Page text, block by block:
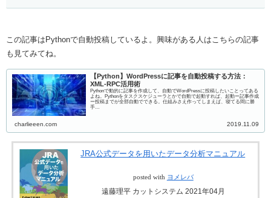
この記事はPythonで自動投稿しているよ。興味がある人はこちらの記事
も見てみてね。
【Python】WordPressに記事を自動投稿する方法：
XML-RPC活用術
Pythonで動的に記事を作成して、自動でWordPressに投稿したいことってある
よね。Pythonをタスクスケジューラとかで自動で起動すれば、起動ー記事作成
ー投稿までが全部自動でできる。仕組みさえ作ってしまえば、寝てる間に勝
手…
charlieeen.com 2019.11.09
JRA公式データを用いたデータ分析マニュアル
posted with ヨメレバ
遠藤理平 カットシステム 2021年04月